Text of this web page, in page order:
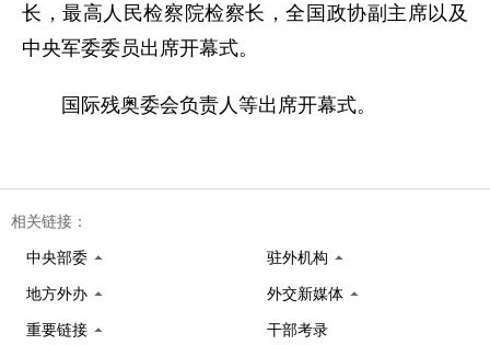
长，最高人民检察院检察长，全国政协副主席以及
中央军委委员出席开幕式。
国际残奥委会负责人等出席开幕式。
相关链接：
中央部委 驻外机构
地方外办 外交新媒体
重要链接 干部考录